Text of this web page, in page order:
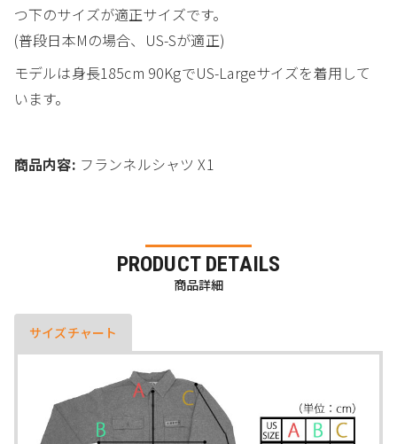
つ下のサイズが適正サイズです。
(普段日本Mの場合、US-Sが適正)
モデルは身長185cm 90KgでUS-Largeサイズを着用して
います。
商品内容: フランネルシャツ X1
PRODUCT DETAILS
商品詳細
サイズチャート